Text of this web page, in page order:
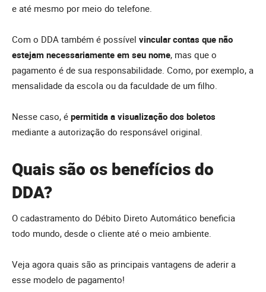
e até mesmo por meio do telefone.
Com o DDA também é possível vincular contas que não
estejam necessariamente em seu nome, mas que o
pagamento é de sua responsabilidade. Como, por exemplo, a
mensalidade da escola ou da faculdade de um filho.
Nesse caso, é permitida a visualização dos boletos
mediante a autorização do responsável original.
Quais são os benefícios do
DDA?
O cadastramento do Débito Direto Automático beneficia
todo mundo, desde o cliente até o meio ambiente.
Veja agora quais são as principais vantagens de aderir a
esse modelo de pagamento!